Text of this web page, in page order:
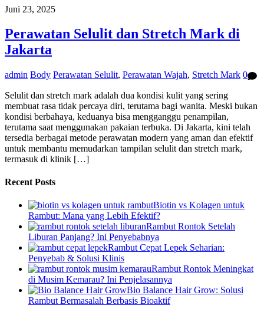
Juni 23, 2025
Perawatan Selulit dan Stretch Mark di
Jakarta
admin Body Perawatan Selulit, Perawatan Wajah, Stretch Mark 0
Selulit dan stretch mark adalah dua kondisi kulit yang sering
membuat rasa tidak percaya diri, terutama bagi wanita. Meski bukan
kondisi berbahaya, keduanya bisa mengganggu penampilan,
terutama saat menggunakan pakaian terbuka. Di Jakarta, kini telah
tersedia berbagai metode perawatan modern yang aman dan efektif
untuk membantu memudarkan tampilan selulit dan stretch mark,
termasuk di klinik […]
Recent Posts
Biotin vs Kolagen untuk
Rambut: Mana yang Lebih Efektif?
Rambut Rontok Setelah
Liburan Panjang? Ini Penyebabnya
Rambut Cepat Lepek Seharian:
Penyebab & Solusi Klinis
Rambut Rontok Meningkat
di Musim Kemarau? Ini Penjelasannya
Bio Balance Hair Grow: Solusi
Rambut Bermasalah Berbasis Bioaktif